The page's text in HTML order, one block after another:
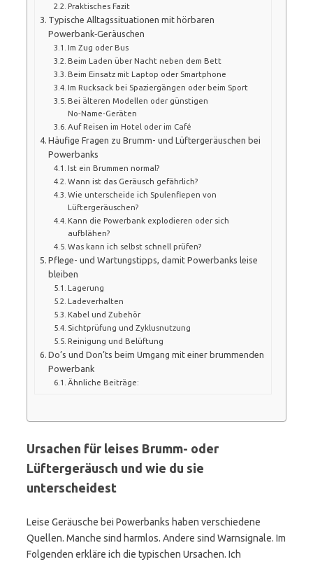
Praktisches Fazit
Typische Alltagssituationen mit hörbaren
Powerbank‑Geräuschen
Im Zug oder Bus
Beim Laden über Nacht neben dem Bett
Beim Einsatz mit Laptop oder Smartphone
Im Rucksack bei Spaziergängen oder beim Sport
Bei älteren Modellen oder günstigen
No‑Name‑Geräten
Auf Reisen im Hotel oder im Café
Häufige Fragen zu Brumm- und Lüftergeräuschen bei
Powerbanks
Ist ein Brummen normal?
Wann ist das Geräusch gefährlich?
Wie unterscheide ich Spulenfiepen von
Lüftergeräuschen?
Kann die Powerbank explodieren oder sich
aufblähen?
Was kann ich selbst schnell prüfen?
Pflege- und Wartungstipps, damit Powerbanks leise
bleiben
Lagerung
Ladeverhalten
Kabel und Zubehör
Sichtprüfung und Zyklusnutzung
Reinigung und Belüftung
Do’s und Don’ts beim Umgang mit einer brummenden
Powerbank
Ähnliche Beiträge:
Ursachen für leises Brumm- oder
Lüftergeräusch und wie du sie
unterscheidest
Leise Geräusche bei Powerbanks haben verschiedene
Quellen. Manche sind harmlos. Andere sind Warnsignale. Im
Folgenden erkläre ich die typischen Ursachen. Ich